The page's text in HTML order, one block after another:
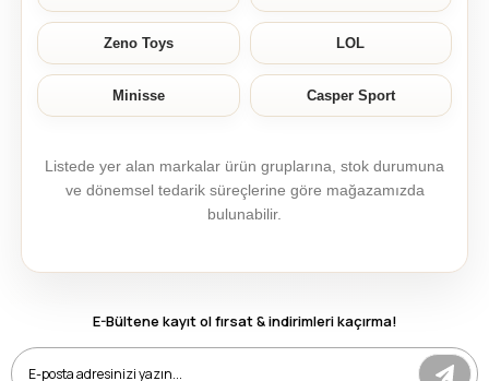
Zeno Toys LOL
Minisse Casper Sport
Listede yer alan markalar ürün gruplarına, stok durumuna
ve dönemsel tedarik süreçlerine göre mağazamızda
bulunabilir.
E-Bültene kayıt ol fırsat & indirimleri kaçırma!